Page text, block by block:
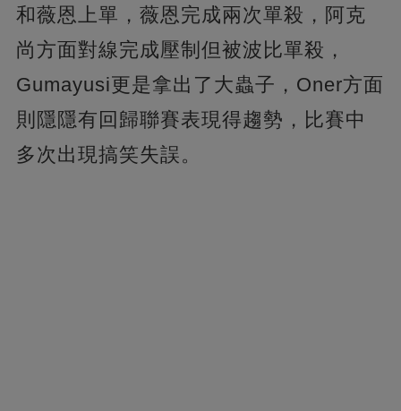
和薇恩上單，薇恩完成兩次單殺，阿克
尚方面對線完成壓制但被波比單殺，
Gumayusi更是拿出了大蟲子，Oner方面
則隱隱有回歸聯賽表現得趨勢，比賽中
多次出現搞笑失誤。